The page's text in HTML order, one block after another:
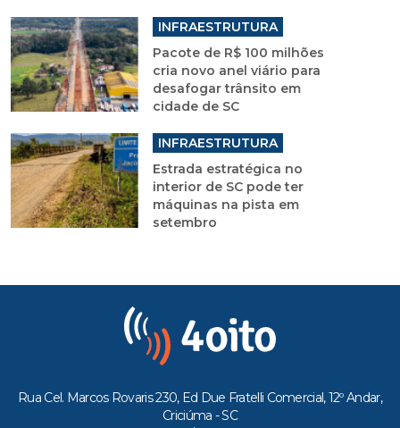
INFRAESTRUTURA
Pacote de R$ 100 milhões
cria novo anel viário para
desafogar trânsito em
cidade de SC
INFRAESTRUTURA
Estrada estratégica no
interior de SC pode ter
máquinas na pista em
setembro
Rua Cel. Marcos Rovaris 230, Ed Due Fratelli Comercial, 12º Andar,
Criciúma - SC